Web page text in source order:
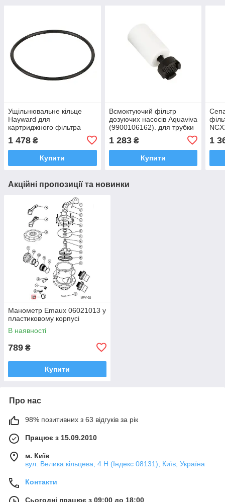
Ущільнювальне кільце
Hayward для
картриджного фільтра
1 478 ₴
Купити
Всмоктуючий фільтр
дозуючих насосів Aquaviva
(9900106162). для трубки
1 283₴
Купити
1
Акційні пропозиції та новинки
Манометр Emaux 06021013 у
пластиковому корпусі
В наявності
789 ₴
Купити
Про нас
98% позитивних з 63 відгуків за рік
Працює з 15.09.2010
м. Київ
вул. Велика кільцева, 4 Н (Індекс 08131), Київ, Україна
Контакти
Сьогодні працює з 09:00 до 18:00